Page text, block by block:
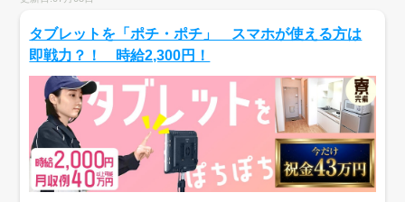
タブレットを「ポチ・ポチ」 スマホが使える方は
即戦力？！ 時給2,300円！